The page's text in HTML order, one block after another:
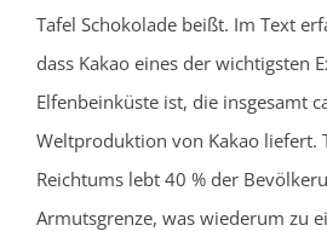
Tafel Schokolade beißt. Im Text
dass Kakao eines der wichtigsten
Elfenbeinküste ist, die insgesamt
Weltproduktion von Kakao liefert.
Reichtums lebt 40 % der
Armutsgrenze, was wiederum zu